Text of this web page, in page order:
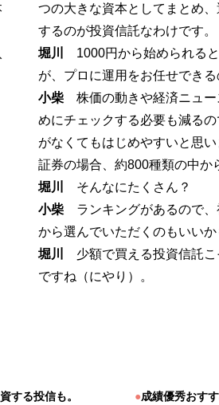
つの大きな資本としてまとめ
するのが投資信託なわけです。
堀川
1000円から始められる
が、プロに運用をお任せできる
小柴 株価の動きや経済ニュー
めにチェックする必要も減る
がなくてもはじめやすいと思
証券の場合、約800種類の中か
堀川
そんなにたくさん？
小柴 ランキングがあるので、
から選んでいただくのもいいか
堀川
少額で買える投資信託こ
ですね（にやり）。
する投信も。 ●成績優秀おす